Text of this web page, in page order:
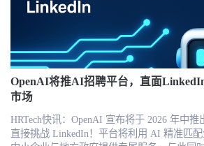
OpenAI将推AI招聘平台，直面
市场
HRTech快讯：OpenAI 宣布将于 2026 年中推
直接挑战 LinkedIn！平台将利用 AI 精准匹